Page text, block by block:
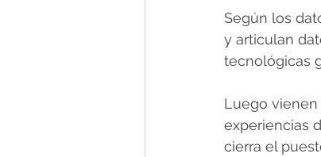
Según los
y articulan
tecnológicas
Luego
experiencias
cierra el